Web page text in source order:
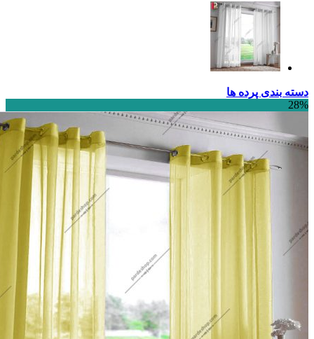
پرده ها